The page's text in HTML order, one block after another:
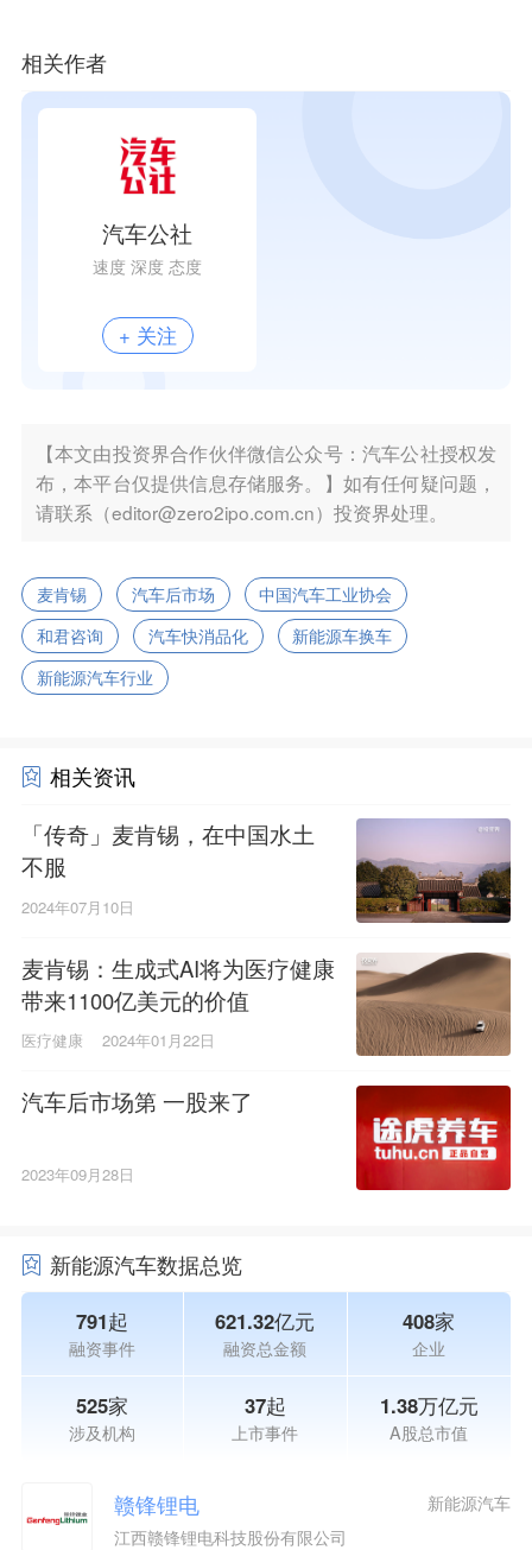
相关作者
汽车公社
速度 深度 态度
+ 关注
【本文由投资界合作伙伴微信公众号：汽车公社授权发
布，本平台仅提供信息存储服务。】如有任何疑问题，
请联系（editor@zero2ipo.com.cn）投资界处理。
麦肯锡 汽车后市场
中国汽车工业协会
和君咨询
汽车快消品化
新能源车换车
新能源汽车行业
相关资讯
「传奇」麦肯锡，在中国水土
不服
2024年07月10日
麦肯锡：生成式AI将为医疗健康
带来1100亿美元的价值
医疗健康 2024年01月22日
汽车后市场第 一股来了
2023年09月28日
新能源汽车数据总览
791起
融资事件
621.32亿元
融资总金额
408家
企业
525家
涉及机构
37起
上市事件
1.38万亿元
A股总市值
赣锋锂电
江西赣锋锂电科技股份有限公司
新能源汽车